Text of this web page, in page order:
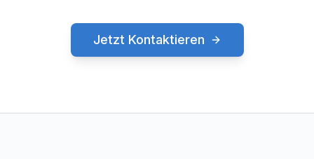
Jetzt Kontaktieren